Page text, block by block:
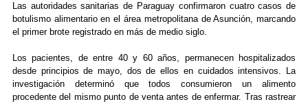
Las autoridades sanitarias de Paraguay confirmaron cuatro casos de
botulismo alimentario en el área metropolitana de Asunción, marcando
el primer brote registrado en más de medio siglo.
Los pacientes, de entre 40 y 60 años, permanecen hospitalizados
desde principios de mayo, dos de ellos en cuidados intensivos. La
investigación determinó que todos consumieron un alimento
procedente del mismo punto de venta antes de enfermar. Tras rastrear